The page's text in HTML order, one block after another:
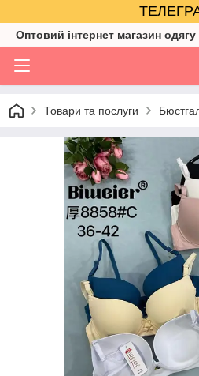
Оптовий інтернет магазин
Товари та послуги